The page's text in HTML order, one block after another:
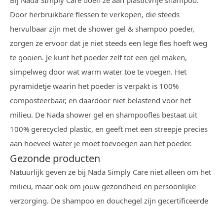
Door herbruikbare flessen te verkopen, die steeds
hervulbaar zijn met de shower gel & shampoo poeder,
zorgen ze ervoor dat je niet steeds een lege fles hoeft weg
te gooien. Je kunt het poeder zelf tot een gel maken,
simpelweg door wat warm water toe te voegen. Het
pyramidetje waarin het poeder is verpakt is 100%
composteerbaar, en daardoor niet belastend voor het
milieu. De Nada shower gel en shampoofles bestaat uit
100% gerecycled plastic, en geeft met een streepje precies
aan hoeveel water je moet toevoegen aan het poeder.
Gezonde producten
Natuurlijk geven ze bij Nada Simply Care niet alleen om het
milieu, maar ook om jouw gezondheid en persoonlijke
verzorging. De shampoo en douchegel zijn gecertificeerde